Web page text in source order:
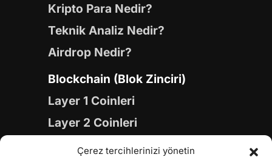
Çerez tercihlerinizi yönetin
Kripto Para Nedir?
Teknik Analiz Nedir?
Airdrop Nedir?
Blockchain (Blok Zinciri)
Layer 1 Coinleri
Layer 2 Coinleri
Yapay Zeka (AI) Coinleri